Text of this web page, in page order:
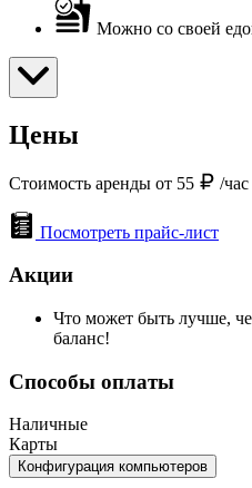
Можно со своей
Цены
Стоимость аренды от 55 /час
Посмотреть прайс-лист
Акции
Что может быть лучше,
баланс!
Способы оплаты
Наличные
Карты
Конфигурация компьютеров